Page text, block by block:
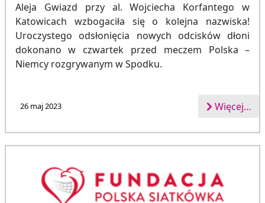
Aleja Gwiazd przy al. Wojciecha Korfantego w
Katowicach wzbogaciła się o kolejna nazwiska!
Uroczystego odsłonięcia nowych odcisków dłoni
dokonano w czwartek przed meczem Polska –
Niemcy rozgrywanym w Spodku.
26 maj 2023 Więcej…